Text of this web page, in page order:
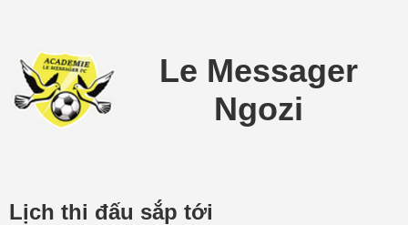
Le Messager
Ngozi
Lịch thi đấu sắp tới